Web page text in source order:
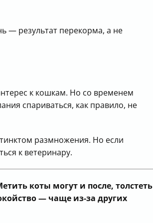
— результат перекорма, а не
к кошкам. Но со временем
спариваться, как правило, не
размножения. Но если
к ветеринару.
коты могут и после, толстеть
— чаще из-за других